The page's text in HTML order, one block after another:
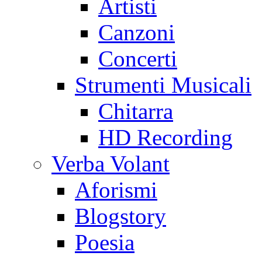
Artisti
Canzoni
Concerti
Strumenti Musicali
Chitarra
HD Recording
Verba Volant
Aforismi
Blogstory
Poesia